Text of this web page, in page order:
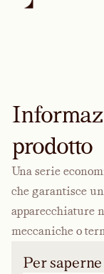
prodotto
Una serie
che garantisce
apparecchiature
meccaniche o
Per